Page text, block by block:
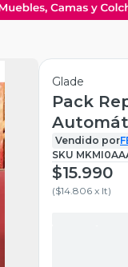
Glade
Pack
270 ml
Vendido por
SKU
$15.990
($14.806 x lt)